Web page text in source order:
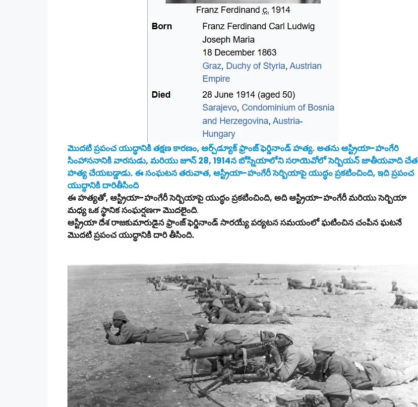
మొదటి ప్రపంచ యుద్ధానికి తక్షణ కారణం, ఆర్చ్‌డ్యూక్ ఫ్రాంజ్ ఫెర్డినాండ్ హత్య. అతను ఆస్ట్రియా-హంగేరి
సింహాసనానికి వారసుడు, మరియు జూన్ 28, 1914న బోస్నియాలోని సరాయెవోలో సెర్బియన్ జాతీయవాది చేత
హత్య చేయబడ్డాడు. ఈ సంఘటన తరువాత, ఆస్ట్రియా-హంగేరీ సెర్బియాపై యుద్ధం ప్రకటించింది, ఇది ప్రపంచ
యుద్ధానికి దారితీసింది
ఈ హత్యతో, ఆస్ట్రియా-హంగేరీ సెర్బియాపై యుద్ధం ప్రకటించింది, అది ఆస్ట్రియా-హంగేరీ మరియు సెర్బియా
మధ్య ఒక స్థానిక సంఘర్షణగా మొదలైంది.
ఆస్ట్రియా దేశ రాజకుమారుడైన ఫ్రాంజ్ ఫెర్డినాండ్ సారయ్యే పర్యటన సమయంలో ఘటించిన చంపిన ఘటనే
మొదటి ప్రపంచ యుద్ధానికి దారి తీసింది.